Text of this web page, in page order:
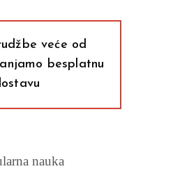
veće od
besplatnu
nauka